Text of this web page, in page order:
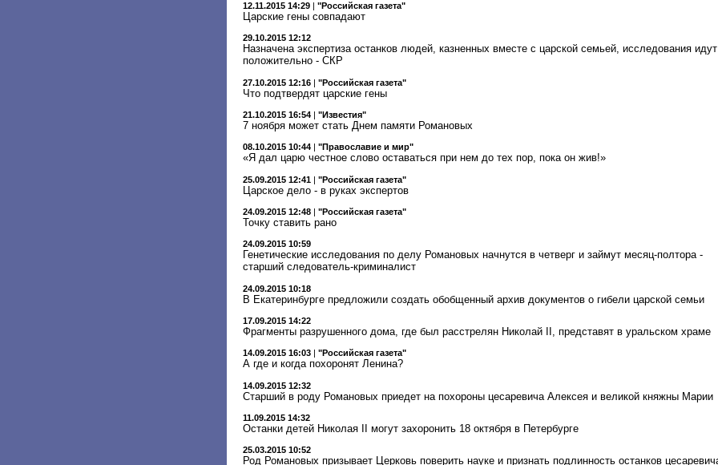
12.11.2015 14:29 | "Российская газета"
Царские гены совпадают
29.10.2015 12:12
Назначена экспертиза останков людей, казненных вместе с царской семьей, исследования идут
положительно - СКР
27.10.2015 12:16 | "Российская газета"
Что подтвердят царские гены
21.10.2015 16:54 | "Известия"
7 ноября может стать Днем памяти Романовых
08.10.2015 10:44 "Православие и мир"
«Я дал царю честное слово оставаться при нем до тех пор, пока он жив!»
25.09.2015 12:41 | "Российская газета"
Царское дело - в руках экспертов
24.09.2015 12:48 | "Российская газета"
Точку ставить рано
24.09.2015 10:59
Генетические исследования по делу Романовых начнутся в четверг и займут месяц-полтора -
старший следователь-криминалист
24.09.2015 10:18
В Екатеринбурге предложили создать обобщенный архив документов о гибели царской семьи
17.09.2015 14:22
Фрагменты разрушенного дома, где был расстрелян Николай II, представят в уральском храме
14.09.2015 16:03 "Российская газета"
А где и когда похоронят Ленина?
14.09.2015 12:32
Старший в роду Романовых приедет на похороны цесаревича Алексея и великой княжны Марии
11.09.2015 14:32
Останки детей Николая II могут захоронить 18 октября в Петербурге
25.03.2015 10:52
Род Романовых призывает Церковь поверить науке и признать подлинность останков